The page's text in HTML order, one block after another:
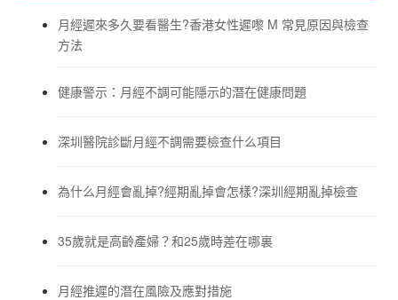
月經遲來多久要看醫生?香港女性遲嚟 M 常見原因與檢查
方法
健康警示：月經不調可能隱示的潛在健康問題
深圳醫院診斷月經不調需要檢查什么項目
為什么月經會亂掉?經期亂掉會怎樣?深圳經期亂掉檢查
35歲就是高齡產婦？和25歲時差在哪裏
月經推遲的潛在風險及應對措施